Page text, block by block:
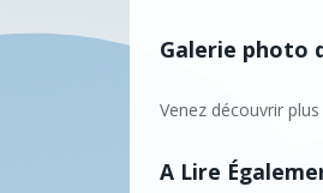
Galerie photo
Venez découvrir
A Lire